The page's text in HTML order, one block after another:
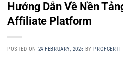
Hướng Dẫn Về Nền
Affiliate Platform
POSTED ON 24 FEBRUARY, 2026 BYPROFCERTI